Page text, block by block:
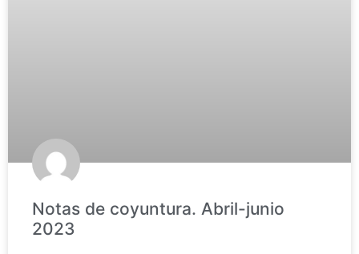
Notas de coyuntura. Abril-junio
2023